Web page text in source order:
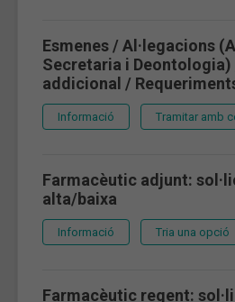
Esmenes / Al·legacions
Secretaria i
addicional /
Informació Tramitar amb
Farmacèutic adjunt:
alta/baixa
Informació Tria una opció
Farmacèutic regent: